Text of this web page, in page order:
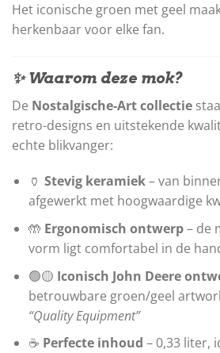
Het iconische groen met geel
herkenbaar voor elke fan.
✨ Waarom deze mok?
De Nostalgische-Art collectie
retro-designs en uitstekende
echte blikvanger:
🏺 Stevig keramiek– van
afgewerkt met hoogwaardige
🤲 Ergonomisch ontwerp– de
vorm ligt comfortabel in de
🟢🟡 Iconisch John Deere
betrouwbare groen/geel
“Quality Equipment”
☕ Perfecte inhoud – 0,33 liter,